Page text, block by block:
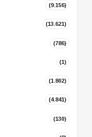
(9.156)
(13.621)
(786)
(1)
(1.802)
(4.841)
(130)